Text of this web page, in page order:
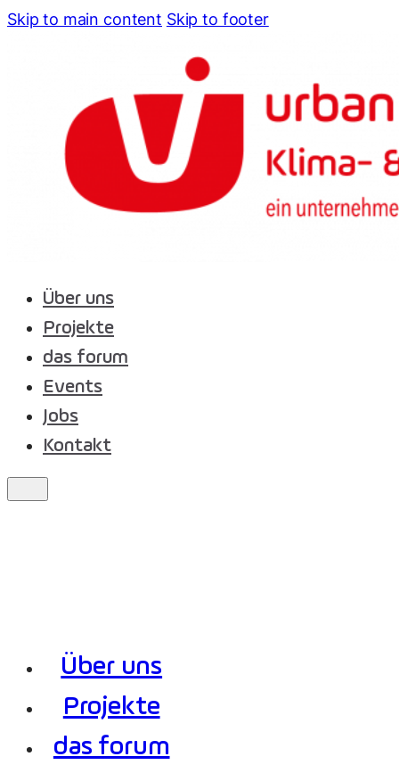
Skip to main content Skip to footer
Über uns
Projekte
das forum
Events
Jobs
Kontakt
Über uns
Projekte
das forum